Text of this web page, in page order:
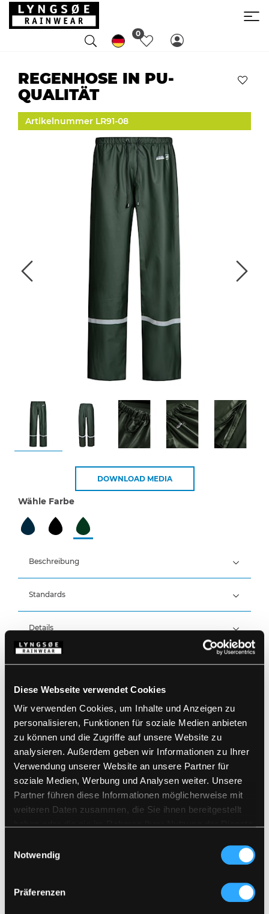
Diese Webseite verwendet Cookies
Wir verwenden Cookies, um Inhalte und Anzeigen zu
personalisieren, Funktionen für soziale Medien anbieten
zu können und die Zugriffe auf unsere Website zu
analysieren. Außerdem geben wir Informationen zu Ihrer
Verwendung unserer Website an unsere Partner für
soziale Medien, Werbung und Analysen weiter. Unsere
Partner führen diese Informationen möglicherweise mit
weiteren Daten zusammen, die Sie ihnen bereitgestellt
Notwendig
Präferenzen
0
REGENHOSE IN PU-
QUALITÄT
Artikelnummer LR91-08
DOWNLOAD MEDIA
Wähle Farbe
Beschreibung
100% Polyester, PU-Beschichtung, 170 g/m²
Wind- und wasserdicht
Wasserdicht: >20.000 MM
Standards
Details
Elastischer Bund mit Kordelzug
Reflektierende Details an Vordertaschen und
EAN: 5708217022680
Größentabelle
Waschanleitung
Pflegehinweise
Verwenden Sie keine Weichspüler
Zusammen mit ähnlichen Farben waschen
PRODUKTBLATT HERUNTERLADEN
FÜR ANDERE SPRACHEN HERUNTERLADEN